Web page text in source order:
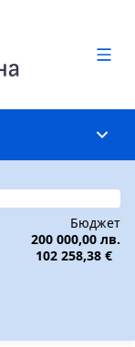
Бюджет
200 000,00 лв.
102 258,38 €